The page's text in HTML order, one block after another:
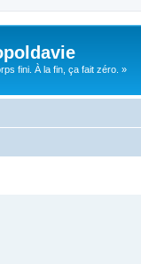
fini. À la fin, ça fait zéro. »